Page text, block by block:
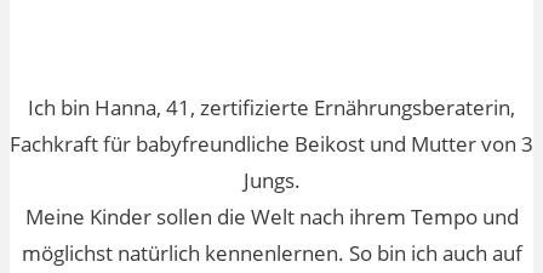
Ich bin Hanna, 41, zertifizierte Ernährungsberaterin,
Fachkraft für babyfreundliche Beikost und Mutter von 3
Jungs.
Meine Kinder sollen die Welt nach ihrem Tempo und
möglichst natürlich kennenlernen. So bin ich auch auf